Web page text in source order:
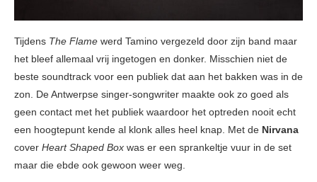
Tijdens The Flame werd Tamino vergezeld door zijn band maar
het bleef allemaal vrij ingetogen en donker. Misschien niet de
beste soundtrack voor een publiek dat aan het bakken was in de
zon. De Antwerpse singer-songwriter maakte ook zo goed als
geen contact met het publiek waardoor het optreden nooit echt
een hoogtepunt kende al klonk alles heel knap. Met de Nirvana
cover Heart Shaped Box was er een sprankeltje vuur in de set
maar die ebde ook gewoon weer weg.